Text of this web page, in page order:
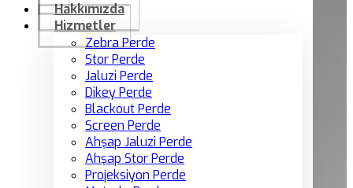
Hakkımızda
Hizmetler
Zebra Perde
Stor Perde
Jaluzi Perde
Dikey Perde
Blackout Perde
Screen Perde
Ahşap Jaluzi Perde
Ahşap Stor Perde
Projeksiyon Perde